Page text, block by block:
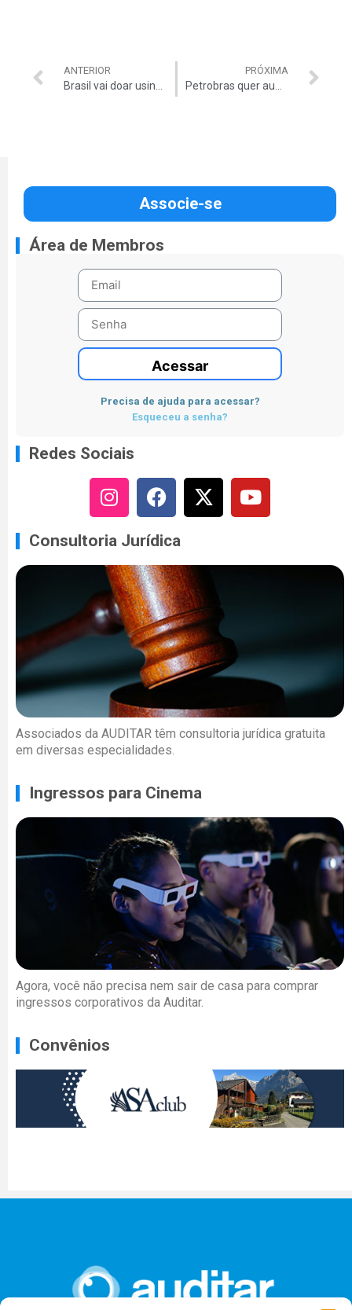
ANTERIOR PRÓXIMA
Associe-se
Área de Membros
Acessar
Precisa de ajuda para acessar?
Esqueceu a senha?
Redes Sociais
Consultoria Jurídica
Associados da AUDITAR têm consultoria jurídica gratuita
em diversas especialidades.
Ingressos para Cinema
Agora, você não precisa nem sair de casa para comprar
ingressos corporativos da Auditar.
Convênios